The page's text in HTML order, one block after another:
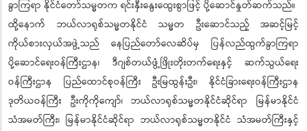
ခွာကြရာ နိုင်ငံတော်သမ္မတက ရင်းနှီးနွေးထွေးစွာဖြင့် ပို့ဆောင်နှုတ်ဆက်သည်။
ထို့နောက် ဘယ်လာရုစ်သမ္မတနိုင်ငံ သမ္မတ ဦးဆောင်သည့် အဆင့်မြင့်
ကိုယ်စားလှယ်အဖွဲ့သည် နေပြည်တော်လေဆိပ်မှ ပြန်လည်ထွက်ခွာကြရာ
ပို့ဆောင်ရေးဝန်ကြီးဌာန၊ ဒီဂျစ်တယ်ဖွံ့ဖြိုးတိုးတက်ရေးနှင့် ဆက်သွယ်ရေး
ဝန်ကြီးဌာန ပြည်ထောင်စုဝန်ကြီး ဦးမြထွန်းဦး၊ နိုင်ငံခြားရေးဝန်ကြီးဌာန
ဒုတိယဝန်ကြီး ဦးကိုကိုကျော်၊ ဘယ်လာရုစ်သမ္မတနိုင်ငံဆိုင်ရာ မြန်မာနိုင်ငံ
သံအမတ်ကြီး၊ မြန်မာနိုင်ငံဆိုင်ရာ ဘယ်လာရုစ်သမ္မတနိုင်ငံ သံအမတ်ကြီးနှင့်